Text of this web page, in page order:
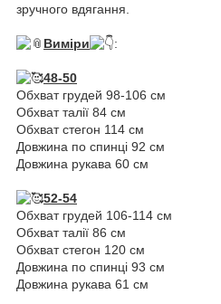
зручного вдягання.
Виміри :
48-50
Обхват грудей 98-106 см
Обхват талії 84 см
Обхват стегон 114 см
Довжина по спинці 92 см
Довжина рукава 60 см
52-54
Обхват грудей 106-114 см
Обхват талії 86 см
Обхват стегон 120 см
Довжина по спинці 93 см
Довжина рукава 61 см